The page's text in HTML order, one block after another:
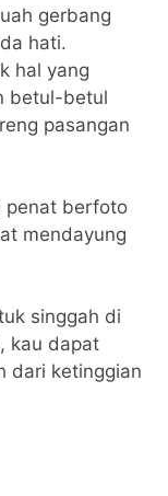
gerbang
hati.
hal yang
betul-betul
pasangan
penat berfoto
mendayung
singgah di
kau dapat
dari ketinggian